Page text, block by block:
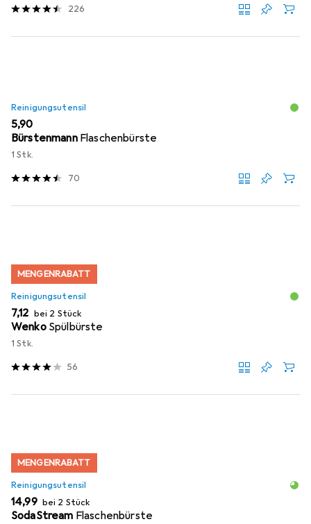
226
Reinigungsutensil
EUR
5,90
Bürstenmann Flaschenbürste
1 Stk.
70
MENGENRABATT
Reinigungsutensil
EUR
7,12 bei 2 Stück
Wenko Spülbürste
1 Stk.
56
MENGENRABATT
Reinigungsutensil
EUR
14,99 bei 2 Stück
SodaStream Flaschenbürste